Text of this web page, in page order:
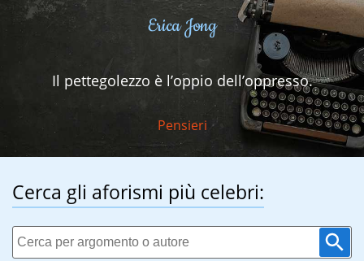
Erica Jong
Il pettegolezzo è l’oppio dell’oppresso.
Pensieri
Cerca gli aforismi più celebri: